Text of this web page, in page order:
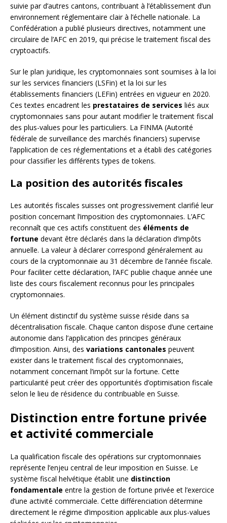
suivie par d’autres cantons, contribuant à l’établissement d’un
environnement réglementaire clair à l’échelle nationale. La
Confédération a publié plusieurs directives, notamment une
circulaire de l’AFC en 2019, qui précise le traitement fiscal des
cryptoactifs.
Sur le plan juridique, les cryptomonnaies sont soumises à la loi
sur les services financiers (LSFin) et la loi sur les
établissements financiers (LEFin) entrées en vigueur en 2020.
Ces textes encadrent les prestataires de services liés aux
cryptomonnaies sans pour autant modifier le traitement fiscal
des plus-values pour les particuliers. La FINMA (Autorité
fédérale de surveillance des marchés financiers) supervise
l’application de ces réglementations et a établi des catégories
pour classifier les différents types de tokens.
La position des autorités fiscales
Les autorités fiscales suisses ont progressivement clarifié leur
position concernant l’imposition des cryptomonnaies. L’AFC
reconnaît que ces actifs constituent des éléments de
fortune devant être déclarés dans la déclaration d’impôts
annuelle. La valeur à déclarer correspond généralement au
cours de la cryptomonnaie au 31 décembre de l’année fiscale.
Pour faciliter cette déclaration, l’AFC publie chaque année une
liste des cours fiscalement reconnus pour les principales
cryptomonnaies.
Un élément distinctif du système suisse réside dans sa
décentralisation fiscale. Chaque canton dispose d’une certaine
autonomie dans l’application des principes généraux
d’imposition. Ainsi, des variations cantonales peuvent
exister dans le traitement fiscal des cryptomonnaies,
notamment concernant l’impôt sur la fortune. Cette
particularité peut créer des opportunités d’optimisation fiscale
selon le lieu de résidence du contribuable en Suisse.
Distinction entre fortune privée
et activité commerciale
La qualification fiscale des opérations sur cryptomonnaies
représente l’enjeu central de leur imposition en Suisse. Le
système fiscal helvétique établit une distinction
fondamentale entre la gestion de fortune privée et l’exercice
d’une activité commerciale. Cette différenciation détermine
directement le régime d’imposition applicable aux plus-values